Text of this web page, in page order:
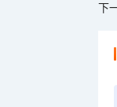
下